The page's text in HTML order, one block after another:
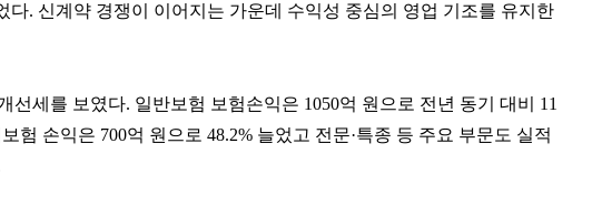
이국노 슈가 박창훈 양홍석
다. 신계약 경쟁이 이어지는 가운데 수익성 중심의 영업 기조를 유지한
선세를 보였다. 일반보험 보험손익은 1050억 원으로 전년 동기 대비 11
험 손익은 700억 원으로 48.2% 늘었고 전문·특종 등 주요 부문도 실적